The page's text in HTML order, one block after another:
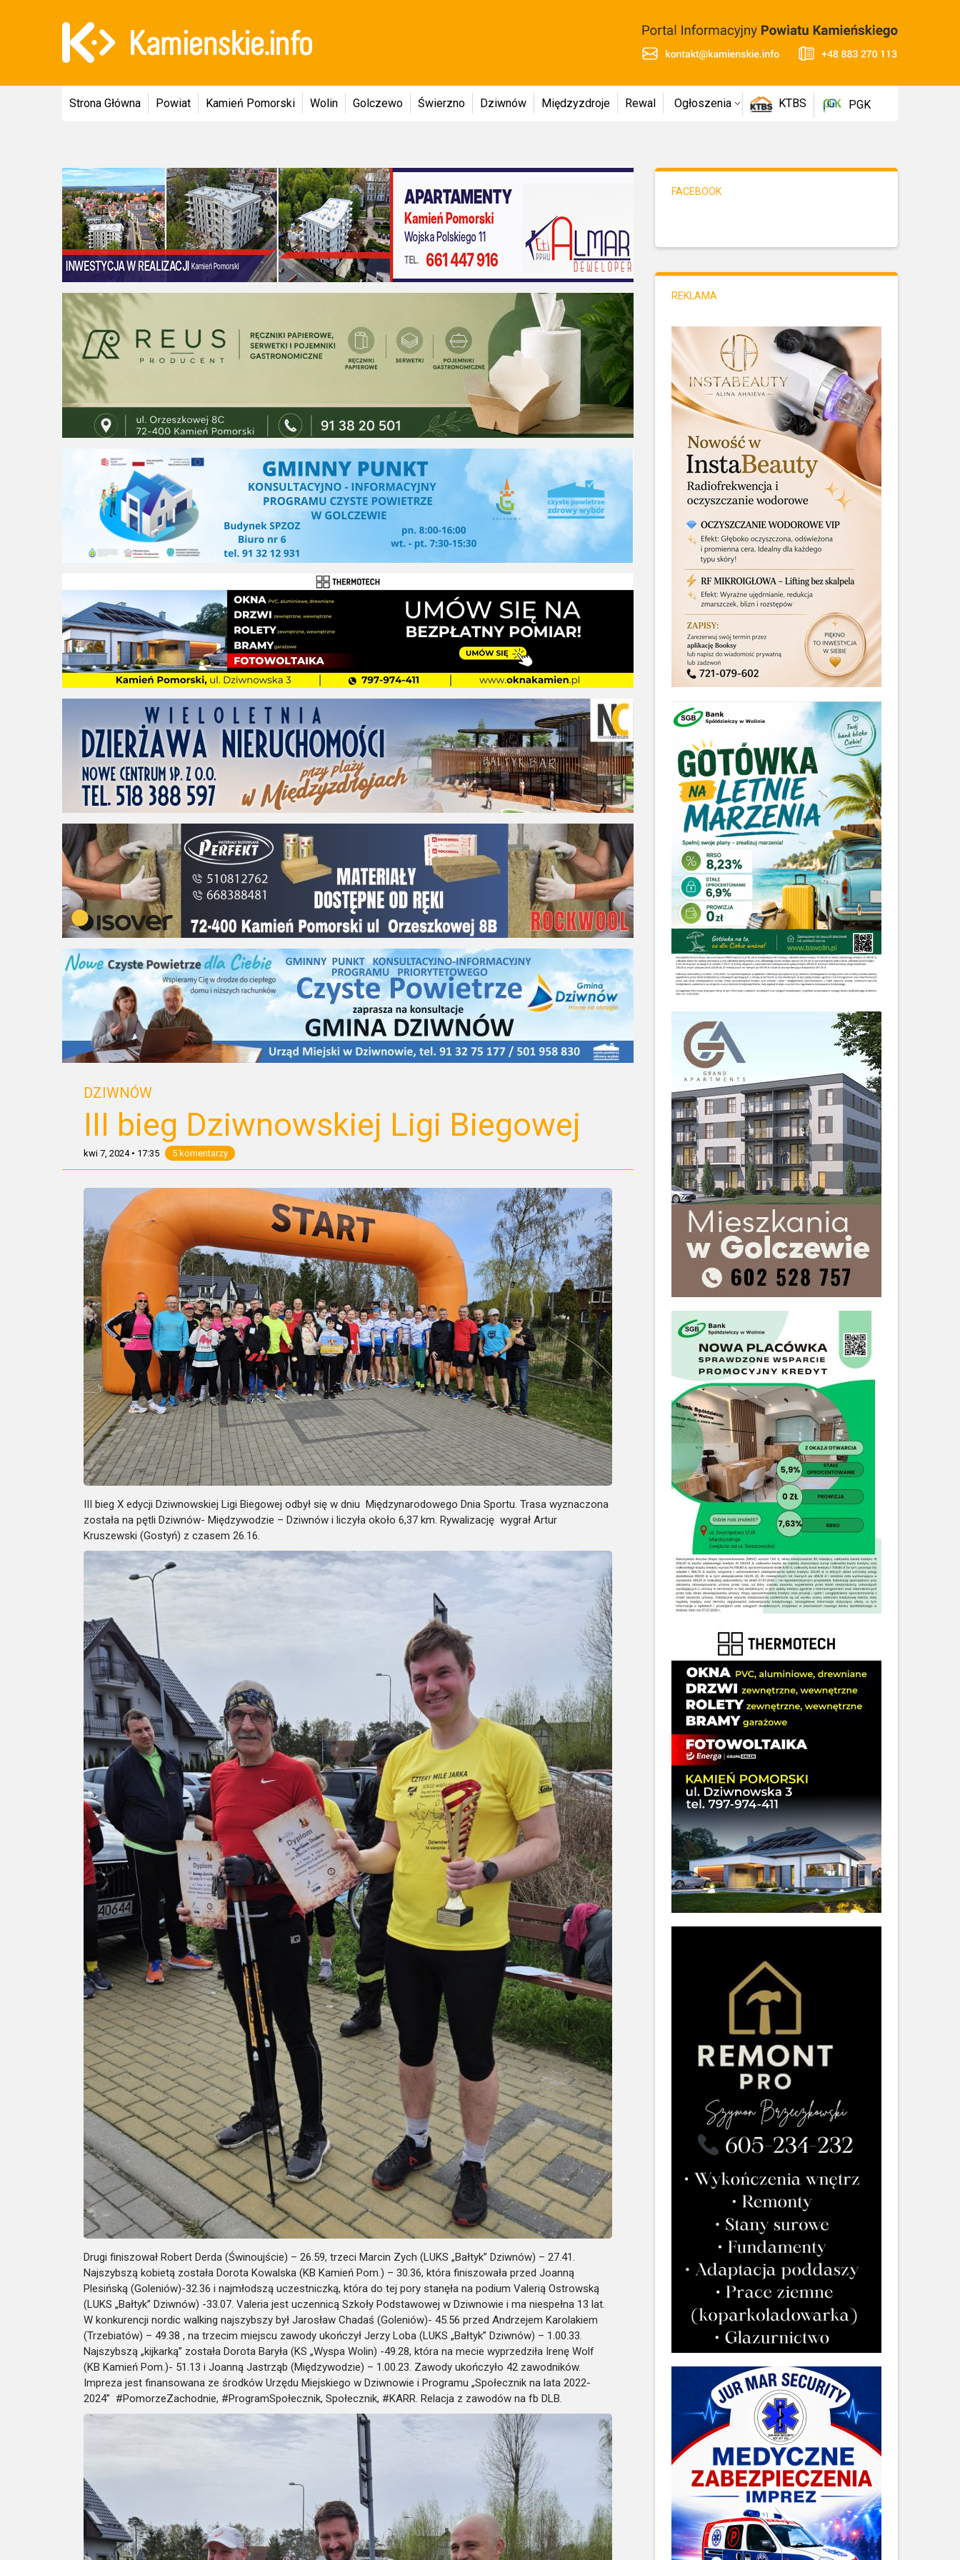
Strona Główna Powiat Kamień Pomorski Wolin Golczewo Świerzno Dziwnów Międzyzdroje Rewal Ogłoszenia KTBS PGK
DZIWNÓW
III bieg Dziwnowskiej Ligi Biegowej
kwi 7, 2024• 17:35 5 komentarzy
III bieg X edycji Dziwnowskiej Ligi Biegowej odbył się w dniu Międzynarodowego Dnia Sportu. Trasa wyznaczona
została na pętli Dziwnów- Międzywodzie – Dziwnów i liczyła około 6,37 km. Rywalizację wygrał Artur
Kruszewski (Gostyń) z czasem 26.16.
Drugi finiszował Robert Derda (Świnoujście) – 26.59, trzeci Marcin Zych (LUKS „Bałtyk” Dziwnów) – 27.41.
Najszybszą kobietą została Dorota Kowalska (KB Kamień Pom.) – 30.36, która finiszowała przed Joanną
Plesińską (Goleniów)-32.36 i najmłodszą uczestniczką, która do tej pory stanęła na podium Valerią Ostrowską
(LUKS „Bałtyk” Dziwnów) -33.07. Valeria jest uczennicą Szkoły Podstawowej w Dziwnowie i ma niespełna 13 lat.
W konkurencji nordic walking najszybszy był Jarosław Chadaś (Goleniów)- 45.56 przed Andrzejem Karolakiem
(Trzebiatów) – 49.38 , na trzecim miejscu zawody ukończył Jerzy Loba (LUKS „Bałtyk” Dziwnów) – 1.00.33.
Najszybszą „kijkarką” została Dorota Baryła (KS „Wyspa Wolin) -49.28, która na mecie wyprzedziła Irenę Wolf
(KB Kamień Pom.)- 51.13 i Joanną Jastrząb (Międzywodzie) – 1.00.23. Zawody ukończyło 42 zawodników.
Impreza jest finansowana ze środków Urzędu Miejskiego w Dziwnowie i Programu „Społecznik na lata 2022-
2024” #PomorzeZachodnie, #ProgramSpołecznik, Społecznik, #KARR. Relacja z zawodów na fb DLB.
FACEBOOK
REKLAMA